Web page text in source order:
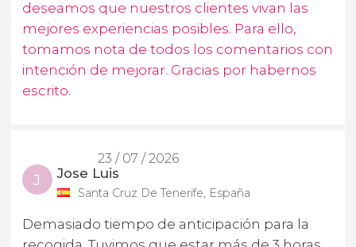
deseamos que nuestros clientes vivan las
mejores experiencias posibles. Para ello,
tomamos nota de todos los comentarios con
intención de mejorar. Gracias por habernos
escrito.
23 / 07 / 2026
J Jose Luis
Santa Cruz De Tenerife, España
Demasiado tiempo de anticipación para la